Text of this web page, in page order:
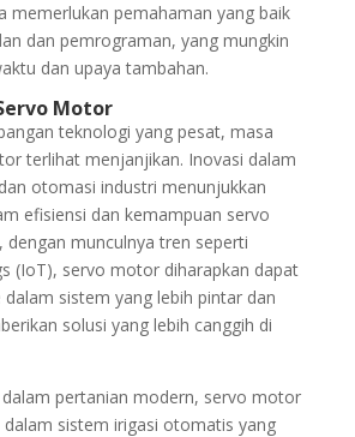
memerlukan pemahaman yang baik
dan pemrograman, yang mungkin
dan upaya tambahan.
Motor
teknologi yang pesat, masa
terlihat menjanjikan. Inovasi dalam
otomasi industri menunjukkan
efisiensi dan kemampuan servo
dengan munculnya tren seperti
(IoT), servo motor diharapkan dapat
dalam sistem yang lebih pintar dan
solusi yang lebih canggih di
pertanian modern, servo motor
dalam sistem irigasi otomatis yang